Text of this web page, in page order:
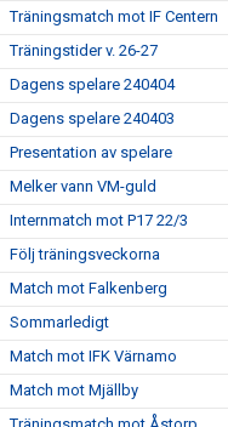
Träningsmatch mot IF Centern
Träningstider v. 26-27
Dagens spelare 240404
Dagens spelare 240403
Presentation av spelare
Melker vann VM-guld
Internmatch mot P17 22/3
Följ träningsveckorna
Match mot Falkenberg
Sommarledigt
Match mot IFK Värnamo
Match mot Mjällby